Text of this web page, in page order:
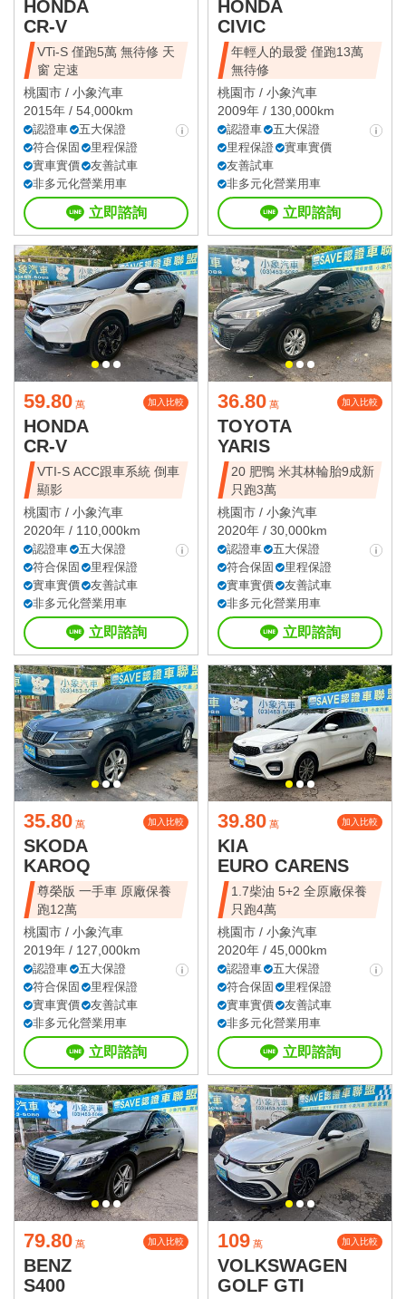
HONDA
CR-V
VTi-S 僅跑5萬 無待修 天
窗 定速
桃園市 / 小象汽車
2015年 / 54,000km
認證車
五大保證
符合保固
里程保證
實車實價
友善試車
非多元化營業用車
立即諮詢
HONDA
CIVIC
年輕人的最愛 僅跑13萬
無待修
桃園市 / 小象汽車
2009年 / 130,000km
認證車
五大保證
里程保證
實車實價
友善試車
非多元化營業用車
立即諮詢
59.80 萬 加入比較
HONDA
CR-V
VTI-S ACC跟車系統 倒車
顯影
桃園市 / 小象汽車
2020年 / 110,000km
認證車
五大保證
符合保固
里程保證
實車實價
友善試車
非多元化營業用車
立即諮詢
36.80 萬 加入比較
TOYOTA
YARIS
20 肥鴨 米其林輪胎9成新
只跑3萬
桃園市 / 小象汽車
2020年 / 30,000km
認證車
五大保證
符合保固
里程保證
實車實價
友善試車
非多元化營業用車
立即諮詢
35.80 萬 加入比較
SKODA
KAROQ
尊榮版 一手車 原廠保養
跑12萬
桃園市 / 小象汽車
2019年 / 127,000km
認證車
五大保證
符合保固
里程保證
實車實價
友善試車
非多元化營業用車
立即諮詢
39.80 萬 加入比較
KIA
EURO CARENS
1.7柴油 5+2 全原廠保養
只跑4萬
桃園市 / 小象汽車
2020年 / 45,000km
認證車
五大保證
符合保固
里程保證
實車實價
友善試車
非多元化營業用車
立即諮詢
79.80 萬 加入比較
BENZ
S400
109 萬 加入比較
VOLKSWAGEN
GOLF GTI